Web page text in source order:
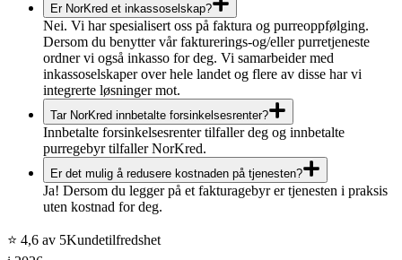
Er NorKred et inkassoselskap?
Nei. Vi har spesialisert oss på faktura og purreoppfølging.
Dersom du benytter vår fakturerings-og/eller purretjeneste
ordner vi også inkasso for deg. Vi samarbeider med
inkassoselskaper over hele landet og flere av disse har vi
integrerte løsninger mot.
Tar NorKred innbetalte forsinkelsesrenter?
Innbetalte forsinkelsesrenter tilfaller deg og innbetalte
purregebyr tilfaller NorKred.
Er det mulig å redusere kostnaden på tjenesten?
Ja! Dersom du legger på et fakturagebyr er tjenesten i praksis
uten kostnad for deg.
⭐ 4,6 av 5Kundetilfredshet